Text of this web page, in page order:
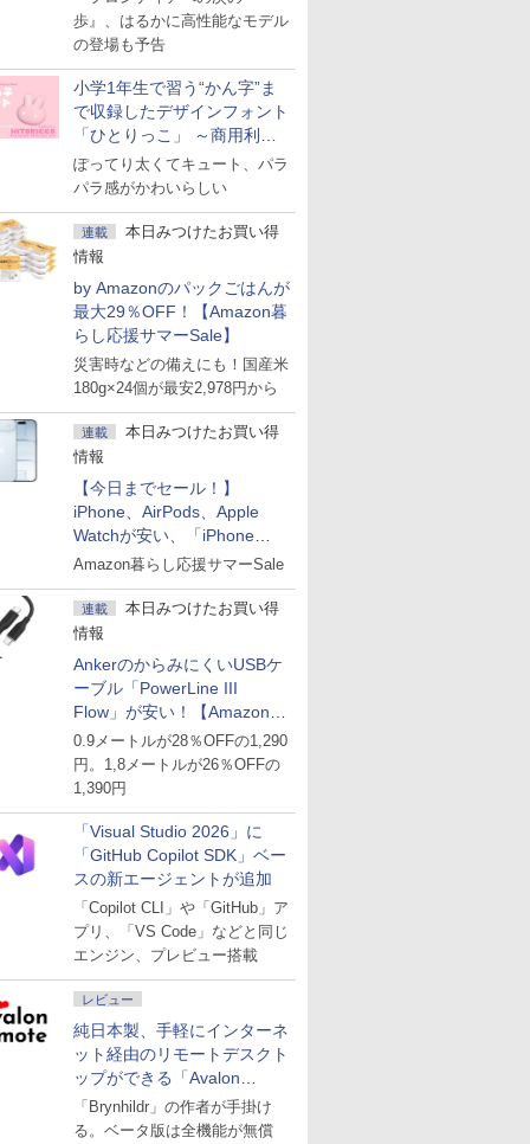
歩』、はるかに高性能なモデル
の登場も予告
小学1年生で習う“かん字”ま
で収録したデザインフォント
「ひとりっこ」 ～商用利用
OK
ぽってり太くてキュート、パラ
パラ感がかわいらしい
連載
本日みつけたお買い得
情報
by Amazonのパックごはんが
最大29％OFF！【Amazon暮
らし応援サマーSale】
災害時などの備えにも！国産米
180g×24個が最安2,978円から
連載
本日みつけたお買い得
情報
【今日までセール！】
iPhone、AirPods、Apple
Watchが安い、「iPhone
Air」256GB版が139,800円な
Amazon暮らし応援サマーSale
連載
本日みつけたお買い得
情報
AnkerのからみにくいUSBケ
ーブル「PowerLine III
Flow」が安い！【Amazon暮
らし応援サマーSale】
0.9メートルが28％OFFの1,290
円。1,8メートルが26％OFFの
1,390円
「Visual Studio 2026」に
「GitHub Copilot SDK」ベー
スの新エージェントが追加
「Copilot CLI」や「GitHub」ア
プリ、「VS Code」などと同じ
エンジン、プレビュー搭載
レビュー
純日本製、手軽にインターネ
ット経由のリモートデスクト
ップができる「Avalon
remote」
「Brynhildr」の作者が手掛け
る。ベータ版は全機能が無償